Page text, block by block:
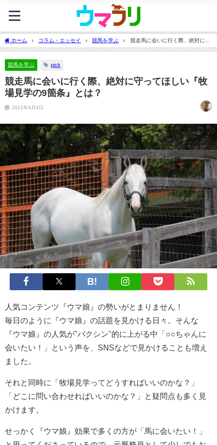
ホーム コラム・エッセイ 競馬を学ぶ
競走馬に会いに行く際、絶対に守
ってほしい『牧場見学の9箇条』とは？
競馬を学ぶ pick
競走馬に会いに行く際、絶対に守ってほしい『牧
場見学の9箇条』とは？
2021年4月4日
人気コンテンツ『ウマ娘』の勢いがとまりません！
毎日のように『ウマ娘』の話題を見かける日々。そんな
『ウマ娘』の人気が"バクシン"的に上がる中「○○ちゃんに
会いたい！」という声を、SNSなどで見かけることも増え
ました。
それと同時に「牧場見学ってどうすればいいのかな？」
「どこに問い合わせればいいのかな？」と疑問点も多く見
かけます。
せっかく『ウマ娘』効果で多くの方が「馬に会いたい！」